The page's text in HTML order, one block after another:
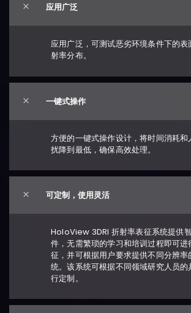
应用广泛
应用广泛，可测试恶劣环境条件下的表
射率分布。
一键式操作
方便的一键式操作设计，将时间消耗和
扰降到最低，确保高效处理。
可定制，使用灵活
HoloView 3DRI 折射率表征系统提供
件，无需繁琐的学习和培训过程即可进
征，并可根据用户要求提供不同分辨率
统。该系统可根据不同领域研究人员的
行定制。